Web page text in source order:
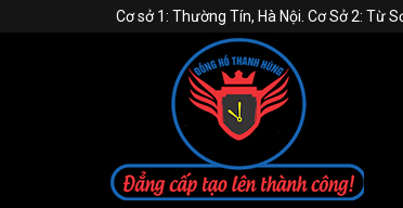
Cơ sở 1: Thường Tín, Hà Nội. Cơ Sở 2: Từ